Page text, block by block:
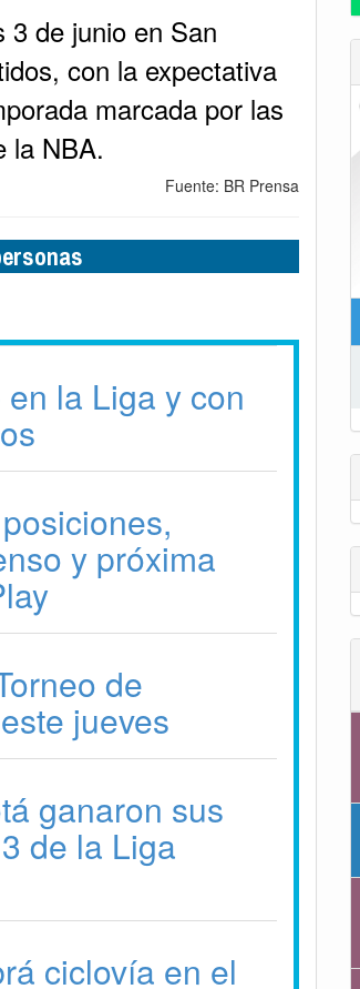
3 de junio en San
con la expectativa
marcada por las
la NBA.
Fuente: BR Prensa
la Liga y con
y próxima
de
jueves
ganaron sus
de la Liga
ciclovía en el